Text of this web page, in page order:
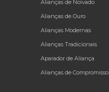
Alianças de Noivado
Alianças de Ouro
Alianças Modernas
Alianças Tradicionais
Aparador de Aliança
Alianças de Compromisso